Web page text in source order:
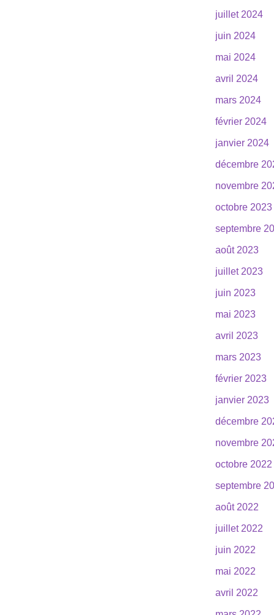
juillet 2024
juin 2024
mai 2024
avril 2024
mars 2024
février 2024
janvier 2024
décembre
novembre
octobre 2023
septembre
août 2023
juillet 2023
juin 2023
mai 2023
avril 2023
mars 2023
février 2023
janvier 2023
décembre
novembre
octobre 2022
septembre
août 2022
juillet 2022
juin 2022
mai 2022
avril 2022